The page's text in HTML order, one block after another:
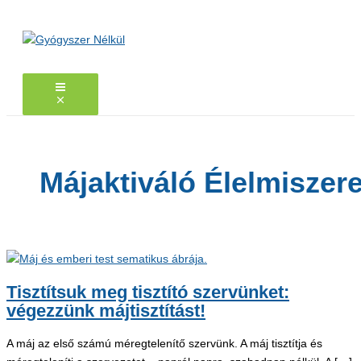
Májaktiváló
Tisztítsuk meg tisztító szervünket:
végezzünk májtisztítást!
A máj az első számú méregtelenítő szervünk. A máj tisztítja és